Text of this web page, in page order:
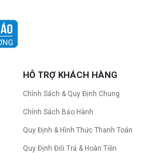
HỖ TRỢ KHÁCH HÀNG
Chính Sách & Quy Định Chung
Chính Sách Bảo Hành
Quy Định & Hình Thức Thanh Toán
Quy Định Đổi Trả & Hoàn Tiền